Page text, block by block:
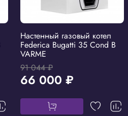
Настенный газовый котел
Federica Bugatti 35 Cond B
VARME
91 044 ₽
66 000 ₽